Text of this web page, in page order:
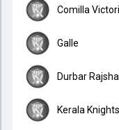
Comilla
Galle
Durbar
Kerala Knights